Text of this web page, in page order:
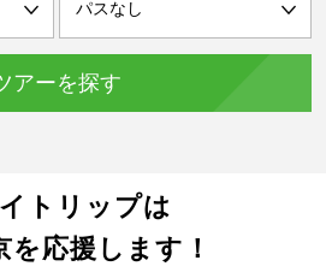
トリップは
を応援します！